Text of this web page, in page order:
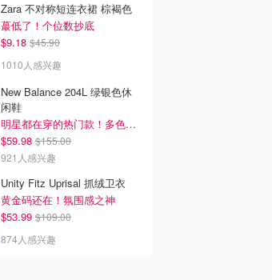
Zara 不对称短连衣裙 棕褐色
蕞低了！个位数抄底
$9.18 $45.90
1010人感兴趣
New Balance 204L 绿银色休
闲鞋
明星都在穿的热门款！多色可选 3.8折
$59.98 $155.00
921人感兴趣
Unity Fitz Uprisal 抓绒卫衣
黄金码还在！氛围感之神
$53.99 $109.00
874人感兴趣